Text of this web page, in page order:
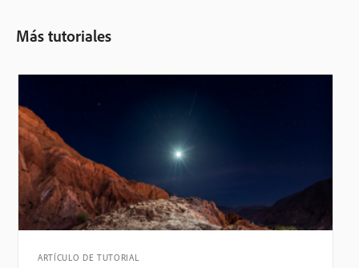
Más tutoriales
ARTÍCULO DE TUTORIAL